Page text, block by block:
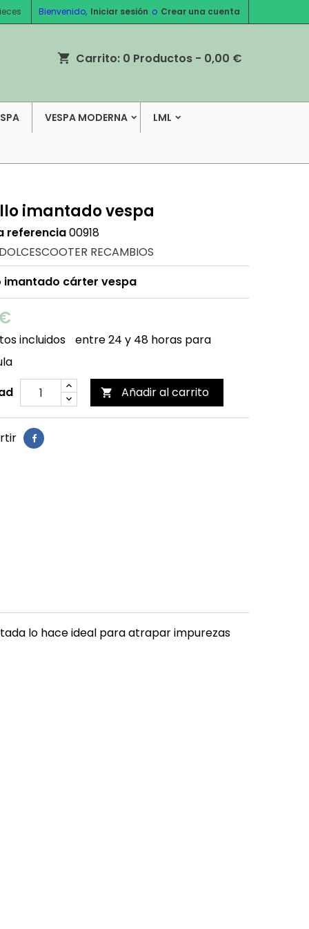
Bienvenido, Iniciar sesión o Crear una cuenta
shopping_cart Carrito: 0 Productos - 0,00 €
VESPA MODERNA LML
imantado vespa
referencia00918
RECAMBIOS
imantado cárter vespa
incluidos
entre 24 y 48 horas para
 Añadir al carrito
lo hace ideal para atrapar impurezas